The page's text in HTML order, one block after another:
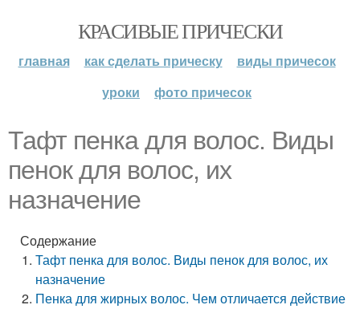
КРАСИВЫЕ ПРИЧЕСКИ
главная как сделать прическу
виды причесок
уроки
фото причесок
Тафт пенка для волос. Виды
пенок для волос, их
назначение
Содержание
Тафт пенка для волос. Виды пенок для волос, их
назначение
Пенка для жирных волос. Чем отличается действие